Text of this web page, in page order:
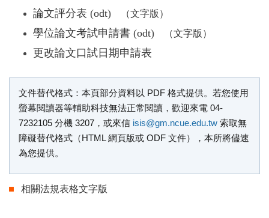
論文評分表 (odt) （文字版）
學位論文考試申請書 (odt) （文字版）
更改論文口試日期申請表
文件替代格式說明
文件替代格式：本頁部分資料以 PDF 格式提供。若您使用
螢幕閱讀器等輔助科技無法正常閱讀，歡迎來電 04-
7232105 分機 3207，或來信 isis@gm.ncue.edu.tw 索取無
障礙替代格式（HTML 網頁版或 ODF 文件），本所將儘速
為您提供。
相關法規表格文字版